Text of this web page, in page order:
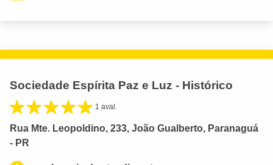
Sociedade Espírita Paz e Luz - Histórico
1 aval.
Rua Mte. Leopoldino, 233, João Gualberto, Paranaguá
- PR